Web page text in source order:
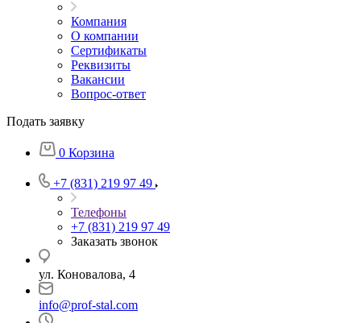
Компания
О компании
Сертификаты
Реквизиты
Вакансии
Вопрос-ответ
Подать заявку
0 Корзина
+7 (831) 219 97 49
Телефоны
+7 (831) 219 97 49
Заказать звонок
ул. Коновалова, 4
info@prof-stal.com